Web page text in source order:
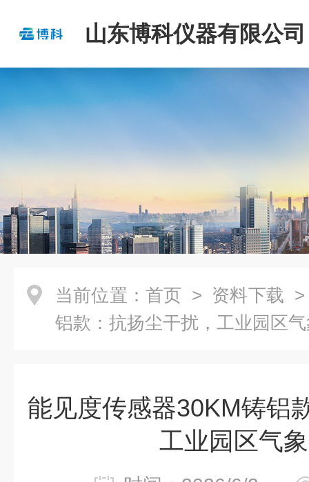
山东博科仪器有限公司
当前位置： 首页 > 资料下载
铝款：抗扬尘干扰，工业园区
能见度传感器30KM铸铝
工业园区气